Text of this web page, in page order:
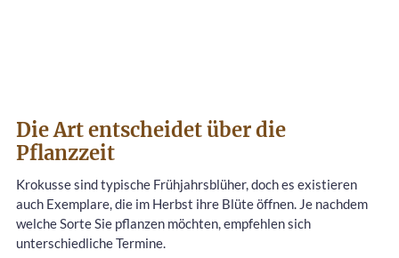
Die Art entscheidet über die
Pflanzzeit
Krokusse sind typische Frühjahrsblüher, doch es existieren
auch Exemplare, die im Herbst ihre Blüte öffnen. Je nachdem
welche Sorte Sie pflanzen möchten, empfehlen sich
unterschiedliche Termine.